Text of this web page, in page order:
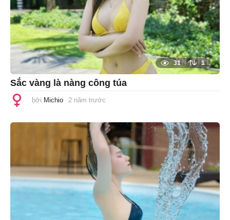
31 1
Sắc vàng là nàng công túa
bởi Michio 2 năm trước
m
t
r
ư
ớ